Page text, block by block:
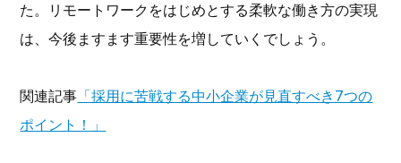
た。リモートワークをはじめとする柔軟な働き方の実現
は、今後ますます重要性を増していくでしょう。
関連記事 「採用に苦戦する中小企業が見直すべき7つの
ポイント！」